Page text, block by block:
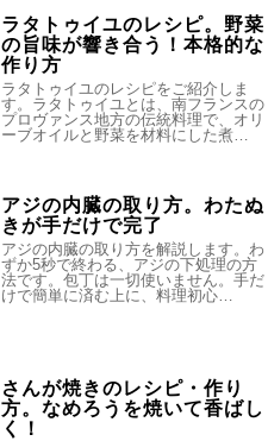
ラタトゥイユのレシピ。野菜
の旨味が響き合う！本格的な
作り方
ラタトゥイユのレシピをご紹介しま
す。ラタトゥイユとは、南フランスの
プロヴァンス地方の伝統料理で、オリ
ーブオイルと野菜を材料にした煮…
アジの内臓の取り方。わたぬ
きが手だけで完了
アジの内臓の取り方を解説します。わ
ずか5秒で終わる、アジの下処理の方
法です。包丁は一切使いません。手だ
けで簡単に済む上に、料理初心…
さんが焼きのレシピ・作り
方。なめろうを焼いて香ばし
く！